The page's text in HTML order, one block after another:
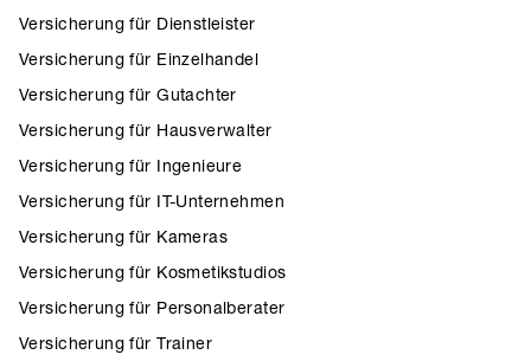
Versicherung für Dienstleister
Versicherung für Einzelhandel
Versicherung für Gutachter
Versicherung für Hausverwalter
Versicherung für Ingenieure
Versicherung für IT-Unternehmen
Versicherung für Kameras
Versicherung für Kosmetikstudios
Versicherung für Personalberater
Versicherung für Trainer